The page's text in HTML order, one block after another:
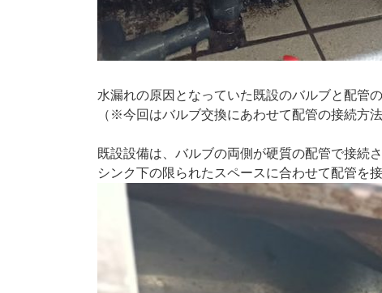
水漏れの原因となっていた既設のバルブと配管
（※今回はバルブ交換にあわせて配管の接続方
既設設備は、バルブの両側が硬質の配管で接続
シンク下の限られたスペースに合わせて配管を接